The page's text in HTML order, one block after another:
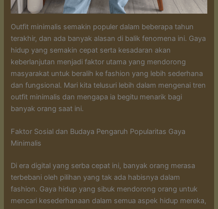
Outfit minimalis semakin populer dalam beberapa tahun
terakhir, dan ada banyak alasan di balik fenomena ini. Gaya
hidup yang semakin cepat serta kesadaran akan
keberlanjutan menjadi faktor utama yang mendorong
masyarakat untuk beralih ke fashion yang lebih sederhana
dan fungsional. Mari kita telusuri lebih dalam mengenai tren
outfit minimalis dan mengapa ia begitu menarik bagi
banyak orang saat ini.
Faktor Sosial dan Budaya Pengaruh Popularitas Gaya
Minimalis
Di era digital yang serba cepat ini, banyak orang merasa
terbebani oleh pilihan yang tak ada habisnya dalam
fashion. Gaya hidup yang sibuk mendorong orang untuk
mencari kesederhanaan dalam semua aspek hidup mereka,